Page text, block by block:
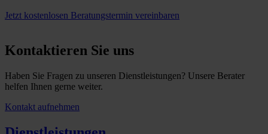
Jetzt kostenlosen Beratungstermin vereinbaren
Kontaktieren Sie uns
Haben Sie Fragen zu unseren Dienstleistungen? Unsere Berater
helfen Ihnen gerne weiter.
Kontakt aufnehmen